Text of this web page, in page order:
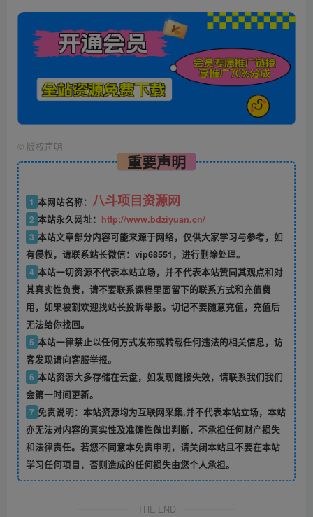
© 版权声明
重要声明
1 本网站名称： 八斗项目资源网
2 本站永久网址： http://www.bdziyuan.cn/
3 本站文章部分内容可能来源于网络，仅供大家学习与参考，如
有侵权，请联系站长微信：vip68551，进行删除处理。
4 本站一切资源不代表本站立场，并不代表本站赞同其观点和对
其真实性负责，请不要联系课程里面留下的联系方式和充值费
用，如果被割欢迎找站长投诉举报。切记不要随意充值，充值后
无法给你找回。
5 本站一律禁止以任何方式发布或转载任何违法的相关信息，访
客发现请向客服举报。
6 本站资源大多存储在云盘，如发现链接失效，请联系我们我们
会第一时间更新。
7 免责说明：本站资源均为互联网采集,并不代表本站立场，本站
亦无法对内容的真实性及准确性做出判断，不承担任何财产损失
和法律责任。若您不同意本免责申明，请关闭本站且不要在本站
学习任何项目，否则造成的任何损失由您个人承担。
THE END